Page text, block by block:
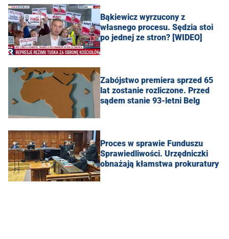
Bąkiewicz wyrzucony z
własnego procesu. Sędzia stoi
po jednej ze stron? [WIDEO]
Zabójstwo premiera sprzed 65
lat zostanie rozliczone. Przed
sądem stanie 93-letni Belg
Proces w sprawie Funduszu
Sprawiedliwości. Urzędniczki
obnażają kłamstwa prokuratury